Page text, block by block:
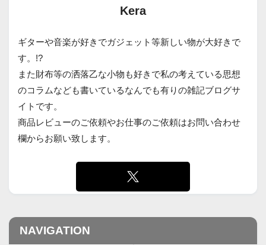
Kera
ギターや音楽が好きでガジェット等新しい物が大好きで
す。!?
また財布等の洒落乙な小物も好きで私の考えている思想
のコラムなども書いているなんでも有りの雑記ブログサ
イトです。
商品レビューのご依頼やお仕事のご依頼はお問い合わせ
欄からお願い致します。
NAVIGATION